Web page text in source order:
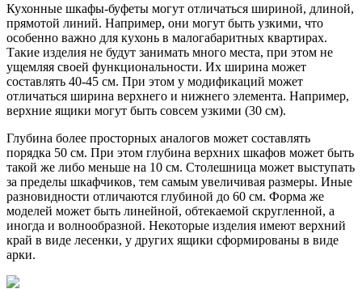
Кухонные шкафы-буфеты могут отличаться шириной, длиной,
прямотой линий. Например, они могут быть узкими, что
особенно важно для кухонь в малогабаритных квартирах.
Такие изделия не будут занимать много места, при этом не
ущемляя своей функциональности. Их ширина может
составлять 40-45 см. При этом у модификаций может
отличаться ширина верхнего и нижнего элемента. Например,
верхние ящики могут быть совсем узкими (30 см).
Глубина более просторных аналогов может составлять
порядка 50 см. При этом глубина верхних шкафов может быть
такой же либо меньше на 10 см. Столешница может выступать
за пределы шкафчиков, тем самым увеличивая размеры. Иные
разновидности отличаются глубиной до 60 см. Форма же
моделей может быть линейной, обтекаемой скругленной, а
иногда и волнообразной. Некоторые изделия имеют верхний
край в виде лесенки, у других ящики сформированы в виде
арки.